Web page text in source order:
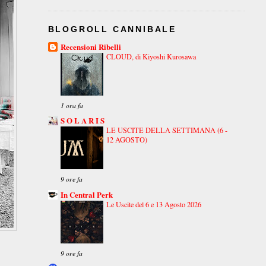
BLOGROLL CANNIBALE
Recensioni Ribelli
CLOUD, di Kiyoshi Kurosawa
1 ora fa
S O L A R I S
LE USCITE DELLA SETTIMANA (6 -
12 AGOSTO)
9 ore fa
In Central Perk
Le Uscite del 6 e 13 Agosto 2026
9 ore fa